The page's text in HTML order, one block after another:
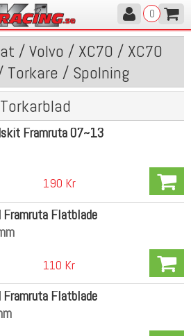
0
/ Volvo / XC70 / XC70
/ Spolning
Torkarblad
Framruta 07~13
190 Kr
Framruta Flatblade
110 Kr
Framruta Flatblade